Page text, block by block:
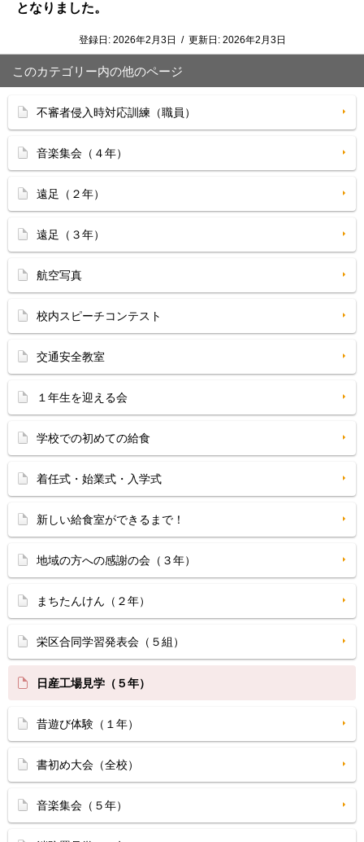
となりました。
登録日: 2026年2月3日 / 更新日: 2026年2月3日
このカテゴリー内の他のページ
不審者侵入時対応訓練（職員）
音楽集会（４年）
遠足（２年）
遠足（３年）
航空写真
校内スピーチコンテスト
交通安全教室
１年生を迎える会
学校での初めての給食
着任式・始業式・入学式
新しい給食室ができるまで！
地域の方への感謝の会（３年）
まちたんけん（２年）
栄区合同学習発表会（５組）
日産工場見学（５年）
昔遊び体験（１年）
書初め大会（全校）
音楽集会（５年）